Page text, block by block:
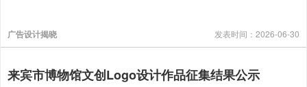
广告设计揭晓 发表时间：2026-06-30
来宾市博物馆文创Logo设计作品征集结果公示